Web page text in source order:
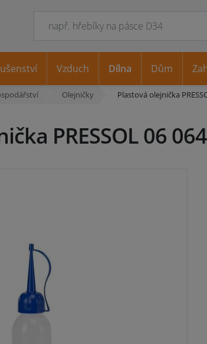
Olejničky Plastová olejnička
PRESSOL 06 064
Vzduch Dílna Dům